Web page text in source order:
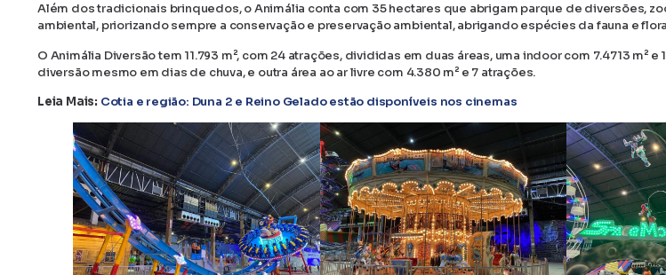
Além dos tradicionais brinquedos, o Animália conta com 35 hectares que abrigam parque de diversões,
ambiental, priorizando sempre a conservação e preservação ambiental, abrigando espécies da fauna e
O Animália Diversão tem 11.793 m², com 24 atrações, divididas em duas áreas, uma indoor com 7.4713 m² e
diversão mesmo em dias de chuva, e outra área ao ar livre com 4.380 m² e 7 atrações.
Leia Mais: Cotia e região: Duna 2 e Reino Gelado estão disponíveis nos cinemas